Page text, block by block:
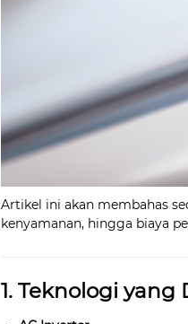
Artikel ini akan membahas
kenyamanan, hingga biaya
1. Teknologi